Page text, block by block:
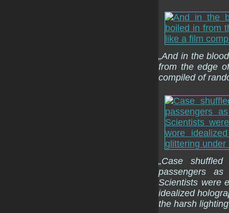
„And in the
from the edge
compiled of
„Case
passengers
Scientists were
idealized
the harsh